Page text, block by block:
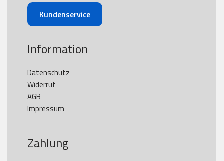
Kundenservice
Information
Datenschutz
Widerruf
AGB
Impressum
Zahlung